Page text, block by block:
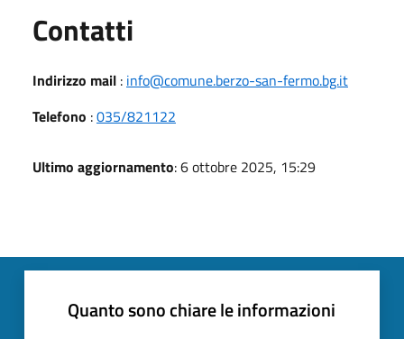
Contatti
Indirizzo mail : info@comune.berzo-san-fermo.bg.it
Telefono :035/821122
Ultimo aggiornamento: 6 ottobre 2025, 15:29
Quanto sono chiare le informazioni